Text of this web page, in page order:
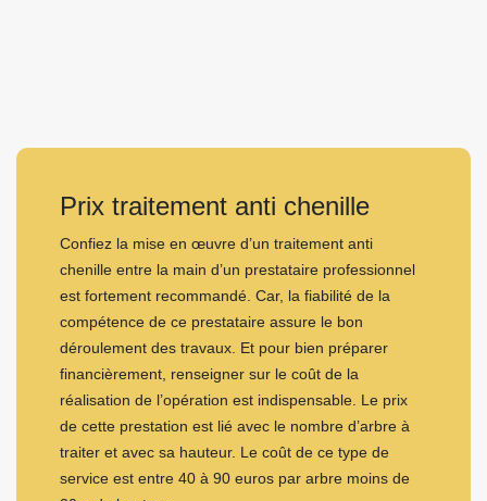
Prix traitement anti chenille
Confiez la mise en œuvre d’un traitement anti
chenille entre la main d’un prestataire professionnel
est fortement recommandé. Car, la fiabilité de la
compétence de ce prestataire assure le bon
déroulement des travaux. Et pour bien préparer
financièrement, renseigner sur le coût de la
réalisation de l’opération est indispensable. Le prix
de cette prestation est lié avec le nombre d’arbre à
traiter et avec sa hauteur. Le coût de ce type de
service est entre 40 à 90 euros par arbre moins de